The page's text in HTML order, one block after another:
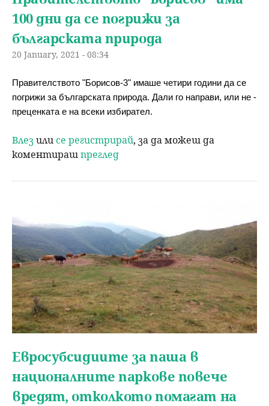
100 дни да се погрижи за
българската природа
20 January, 2021 - 08:34
Правителството "Борисов-3" имаше четири години да се
погрижи за българската природа. Дали го направи, или не -
преценката е на всеки избирател.
Влезили се регистрирай, за да можеш да
коментирашпреглед
Евросубсидиите за паша в
националните паркове повече
вредят, отколкото помагат на